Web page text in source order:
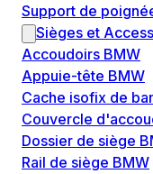
Support de
Sièges et
Accoudoirs BMW
Appuie-tête BMW
Cache isofix de
Couvercle
Dossier de siège
Rail de siège BMW